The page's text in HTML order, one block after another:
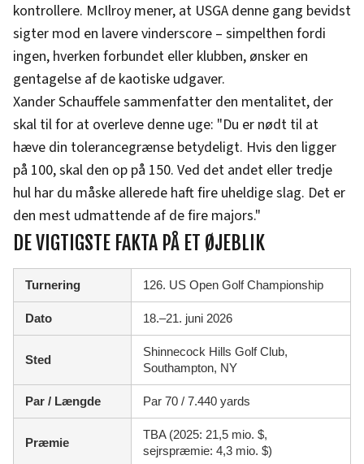
kontrollere. McIlroy mener, at USGA denne gang bevidst
sigter mod en lavere vinderscore – simpelthen fordi
ingen, hverken forbundet eller klubben, ønsker en
gentagelse af de kaotiske udgaver.
Xander Schauffele sammenfatter den mentalitet, der
skal til for at overleve denne uge: "Du er nødt til at
hæve din tolerancegrænse betydeligt. Hvis den ligger
på 100, skal den op på 150. Ved det andet eller tredje
hul har du måske allerede haft fire uheldige slag. Det er
den mest udmattende af de fire majors."
DE VIGTIGSTE FAKTA PÅ ET ØJEBLIK
Turnering 126. US Open Golf Championship
Dato 18.–21. juni 2026
Sted
Shinnecock Hills Golf Club,
Southampton, NY
Par / Længde Par 70 / 7.440 yards
Præmie
TBA (2025: 21,5 mio. $,
sejrspræmie: 4,3 mio. $)